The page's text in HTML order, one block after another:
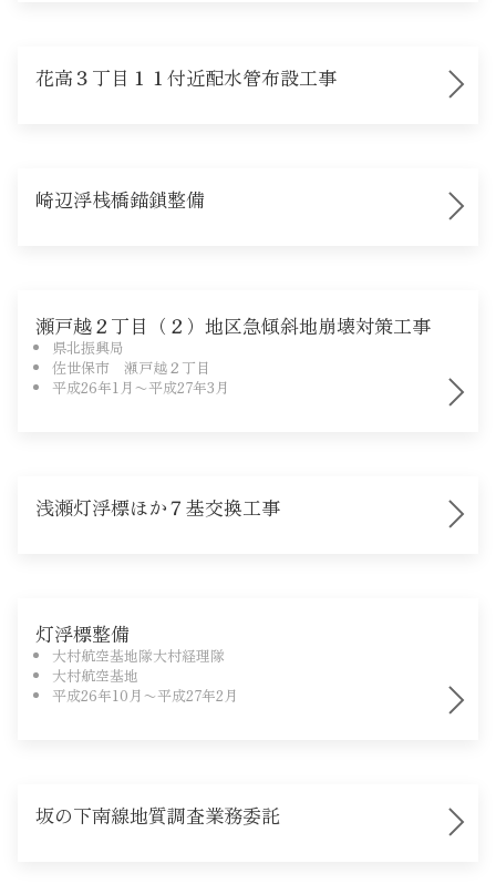
花高３丁目１１付近配水管布設工事
崎辺浮桟橋錨鎖整備
瀬戸越２丁目（２）地区急傾斜地崩壊対策工事
県北振興局
佐世保市 瀬戸越２丁目
平成26年1月〜平成27年3月
浅瀬灯浮標ほか７基交換工事
灯浮標整備
大村航空基地隊大村経理隊
大村航空基地
平成26年10月〜平成27年2月
坂の下南線地質調査業務委託